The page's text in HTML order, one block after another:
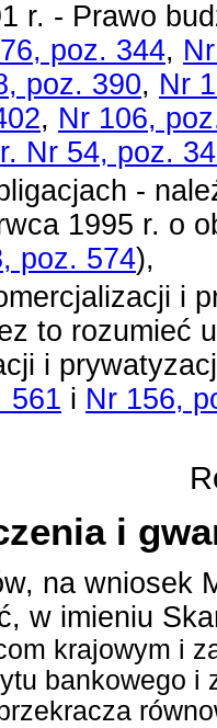
r. - Prawo
poz. 344,
poz. 390, Nr
, Nr 106,
Nr 54, poz.
-
1995 r. o
poz. 574),
i
to rozumieć
i
561 i Nr 156,
i
na wniosek
w imieniu
krajowym i
bankowego